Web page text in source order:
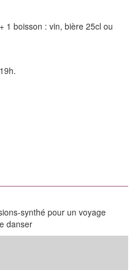
1 boisson : vin, bière 25cl ou
synthé pour un voyage
danser